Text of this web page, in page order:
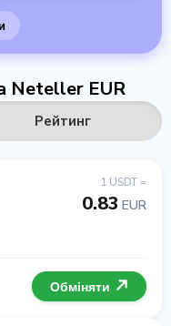
Neteller EUR
Рейтинг
1 USDT =
0.83 EUR
Обміняти